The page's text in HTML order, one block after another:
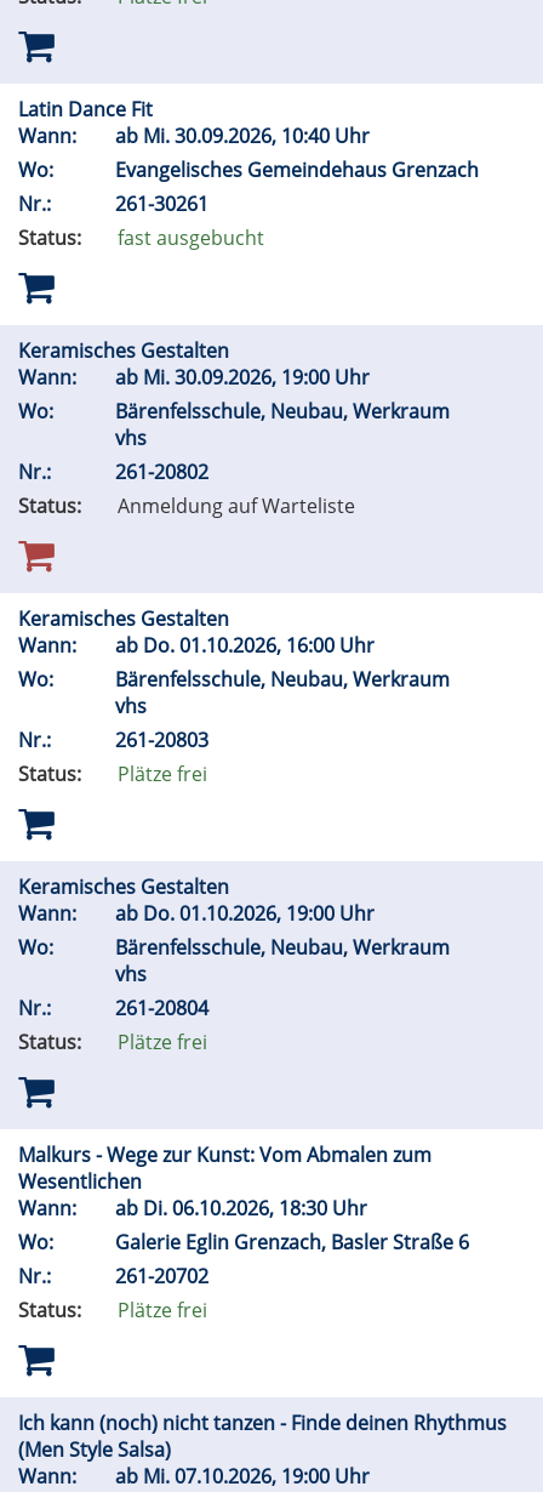
Latin Dance Fit
Wann:
ab Mi.30.09.2026, 10:40 Uhr
Wo:
Evangelisches Gemeindehaus Grenzach
Nr.:
261-30261
Status:
fast ausgebucht
Keramisches Gestalten
Wann:
ab Mi.30.09.2026, 19:00 Uhr
Wo:
Bärenfelsschule, Neubau, Werkraum
vhs
Nr.:
261-20802
Status:
Anmeldung auf Warteliste
Keramisches Gestalten
Wann:
ab Do.01.10.2026, 16:00 Uhr
Wo:
Bärenfelsschule, Neubau, Werkraum
vhs
Nr.:
261-20803
Status:
Plätze frei
Keramisches Gestalten
Wann:
ab Do.01.10.2026, 19:00 Uhr
Wo:
Bärenfelsschule, Neubau, Werkraum
vhs
Nr.:
261-20804
Status:
Plätze frei
Malkurs - Wege zur Kunst: Vom Abmalen zum
Wesentlichen
Wann:
ab Di.06.10.2026, 18:30 Uhr
Wo:
Galerie Eglin Grenzach, Basler Straße 6
Nr.:
261-20702
Status:
Plätze frei
Ich kann (noch) nicht tanzen - Finde deinen Rhythmus
(Men Style Salsa)
Wann:
ab Mi.07.10.2026, 19:00 Uhr